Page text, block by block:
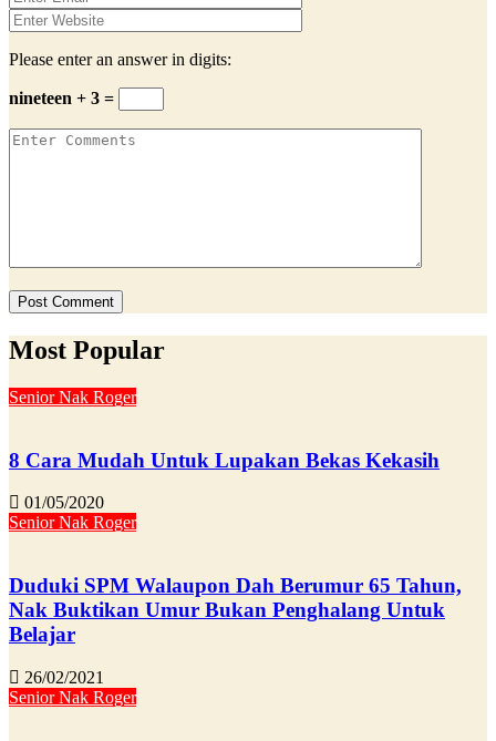
Please enter an answer in digits:
nineteen + 3 =
Most Popular
Senior Nak Roger
8 Cara Mudah Untuk Lupakan Bekas Kekasih
01/05/2020
Senior Nak Roger
Duduki SPM Walaupon Dah Berumur 65 Tahun,
Nak Buktikan Umur Bukan Penghalang Untuk
Belajar
26/02/2021
Senior Nak Roger